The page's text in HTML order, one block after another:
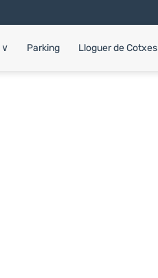
∨ Parking Lloguer de Cotxes